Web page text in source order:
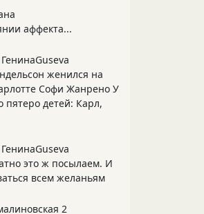
аффекта...
женился на
Софи Жанрено У
пятеро детей: Карл,
это ж посылаем. И
всем желаньям
2